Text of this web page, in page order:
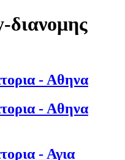
διανομης
- Αθηνα
- Αθηνα
- Αγια